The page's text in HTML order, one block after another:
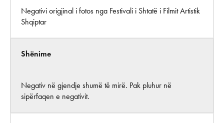
Negativi origjinal i fotos nga Festivali i Shtatë i Filmit Artistik
Shqiptar
Shënime
Negativ në gjendje shumë të mirë. Pak pluhur në
sipërfaqen e negativit.